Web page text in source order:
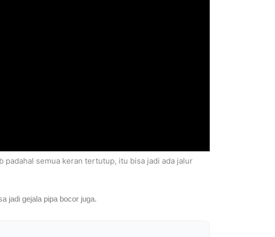
padahal semua keran tertutup, itu bisa jadi ada jalur
jadi gejala pipa bocor juga.